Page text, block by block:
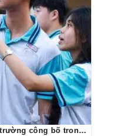
Điểm chuẩn đại học 2026: Nhiều trường công bố trong hôm nay